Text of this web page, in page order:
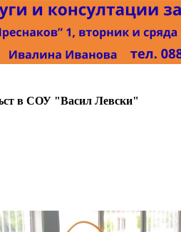
в СОУ "Васил Левски"